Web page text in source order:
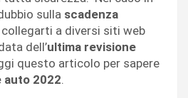
sulla scadenza
collegarti a diversi siti web
dell’ultima revisione
questo articolo per sapere
auto 2022.